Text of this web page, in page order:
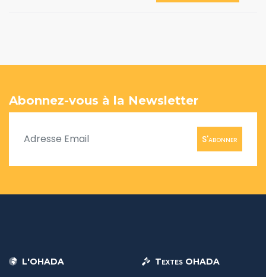
Abonnez-vous à la Newsletter
S'abonner
L'OHADA Textes OHADA